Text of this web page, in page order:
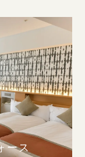
ース